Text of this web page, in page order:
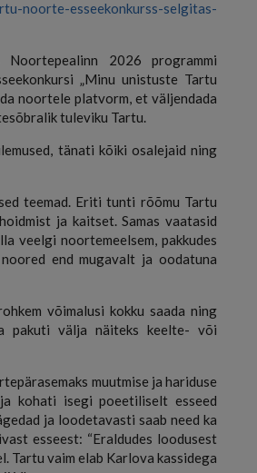
noorte-esseekonkurss-selgitas-
2026 programmi
„Minu unistuste Tartu
noortele platvorm, et väljendada
tuleviku Tartu.
tänati kõiki osalejaid ning
teemad. Eriti tunti rõõmu Tartu
ja kaitset. Samas vaatasid
veelgi noortemeelsem, pakkudes
end mugavalt ja oodatuna
võimalusi kokku saada ning
pakuti välja näiteks keelte- või
muutmise ja hariduse
kohati isegi poeetiliselt esseed
ja loodetavasti saab need ka
esseest: “Eraldudes loodusest
Tartu vaim elab Karlova kassidega